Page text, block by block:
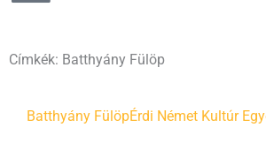
Címkék: Batthyány Fülöp
Batthyány FülöpÉrdi Német Kultúr